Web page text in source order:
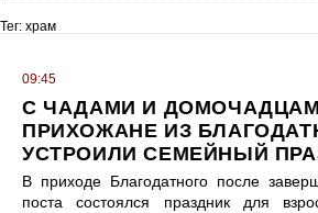
Тег: храм
09:45
С ЧАДАМИ И
ПРИХОЖАНЕ ИЗ
УСТРОИЛИ СЕМЕЙНЫЙ
В приходе Благодатного после
поста состоялся праздник для